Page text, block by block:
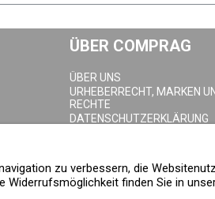
ÜBER COMPRAG
ÜBER UNS
URHEBERRECHT, MARKEN
RECHTE
DATENSCHUTZERKLÄRUNG
zu verbessern, die
Widerrufsmöglichkeit finden Sie in